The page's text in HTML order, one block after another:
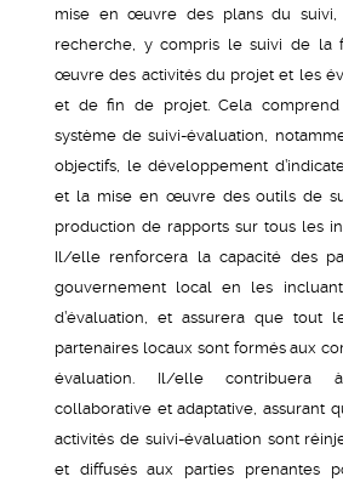
mise en œuvre des plans du suivi,
recherche, y compris le suivi de la
œuvre des activités du projet et les
et de fin de projet. Cela comprend
système de suivi-évaluation,
objectifs, le développement
et la mise en œuvre des outils de
production de rapports sur tous les
Il/elle renforcera la capacité des
gouvernement local en les
d’évaluation, et assurera que tout
partenaires locaux sont formés aux
évaluation. Il/elle contribuera
collaborative et adaptative, assurant
activités de suivi-évaluation sont
et diffusés aux parties prenantes